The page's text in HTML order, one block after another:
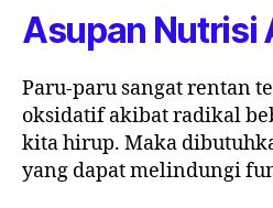
Asupan Nutrisi
Paru-paru sangat rentan
oksidatif akibat radikal
kita hirup. Maka
yang dapat melindungi